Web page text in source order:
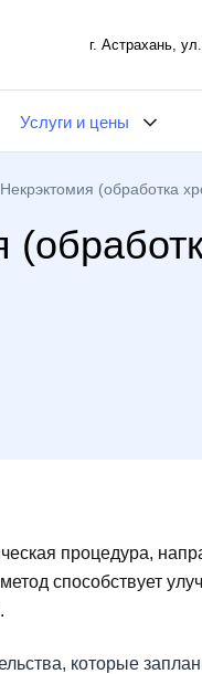
г. Астрахань,
Услуги и цены
Некрэктомия (обработка
процедура, н
способствует
которые